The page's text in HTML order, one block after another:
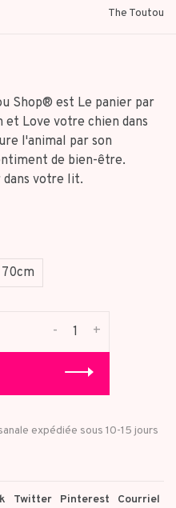
The Toutou
Shop® est Le panier par
et Love votre chien dans
l'animal par son
de bien-être.
dans votre lit.
70cm
+
-
expédiée sous 10-15 jours
Twitter Pinterest Courriel